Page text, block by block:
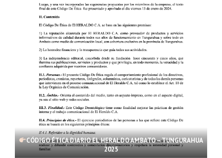
CÓDIGO ÉTICA DIARIO EL HERALDO AMBATO – TUNGURAHUA
2025